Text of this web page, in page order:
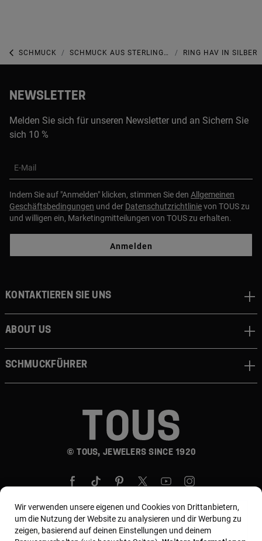
SCHMUCK SCHMUCK AUS STERLINGSILBER RING HAV IN SILBER
NEWSLETTER
Melden Sie sich für unseren Newsletter und an Sichern Sie
sich 10 %
E-Mail
Indem Sie auf "Anmelden" klicken, stimmen Sie den Allgemeinen
Geschäftsbedingungen und der Datenschutzrichtlinievon TOUS zu
und willigen ein, Marketingmitteilungen von TOUS zu erhalten.
Anmelden
© TOUS, JEWELERS SINCE 1920
Kontaktieren sie uns
About us
Schmuckführer
Land und Währung:Germany / Euro
Wir verwenden unsere eigenen und Cookies von Drittanbietern,
um die Nutzung der Website zu analysieren und dir Werbung zu
zeigen, basierend auf deinen Einstellungen und deinem